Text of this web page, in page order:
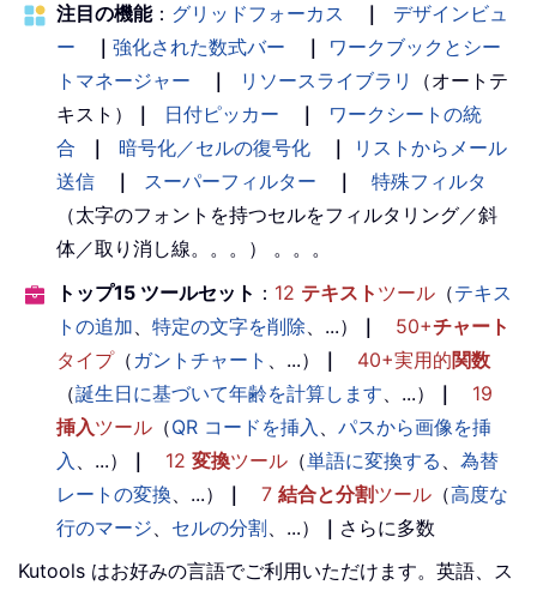
注目の機能： グリッドフォーカス ｜
デザインビュ
ー
｜ 強化された数式バー ｜
ワークブックとシー
トマネージャー
｜ リソースライブラリ
（オートテ
キスト）
｜ 日付ピッカー ｜
ワークシートの統
合
｜ 暗号化／セルの復号化 ｜
リストからメール
送信
｜ スーパーフィルター ｜
特殊フィルタ
（太字のフォントを持つセルをフィルタリング／斜
体／取り消し線。。。） 。。。
トップ15 ツールセット ： 12 テキスト ツール （テキス
トの追加、 特定の文字を削除、...） ｜ 50+チャート
タイプ（ ガントチャート 、...） ｜ 40+実用的関数
（誕生日に基づいて年齢を計算します、...） ｜
19
挿入ツール （QR コードを挿入 、 パスから画像を挿
入 、...） ｜ 12 変換ツール （単語に変換する 、 為替
レートの変換、...） ｜ 7 結合と分割ツール （高度な
行のマージ、 セルの分割、...） ｜ さらに多数
Kutools はお好みの言語でご利用いただけます。英語、ス